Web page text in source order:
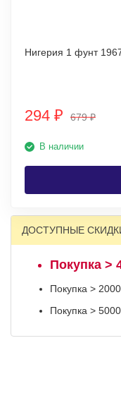
294 ₽ 679₽
В наличии
ДОСТУПНЫЕ
Покупка >
Покупка >
Покупка >